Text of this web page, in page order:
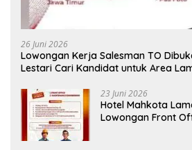
26 Juni 2026
Lowongan Kerja Salesman TO
Lestari Cari Kandidat untuk Area
23 Juni 2026
Hotel Mahkota
Lowongan Front